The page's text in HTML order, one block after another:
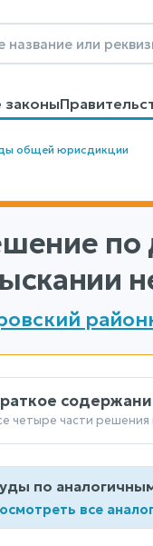
законы
договоров
общей юрисдикции
по
четыре части решения
по
все